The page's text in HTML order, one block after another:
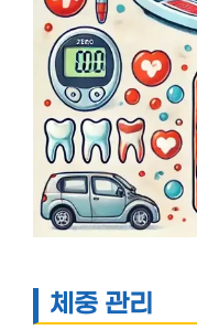
체중 관리